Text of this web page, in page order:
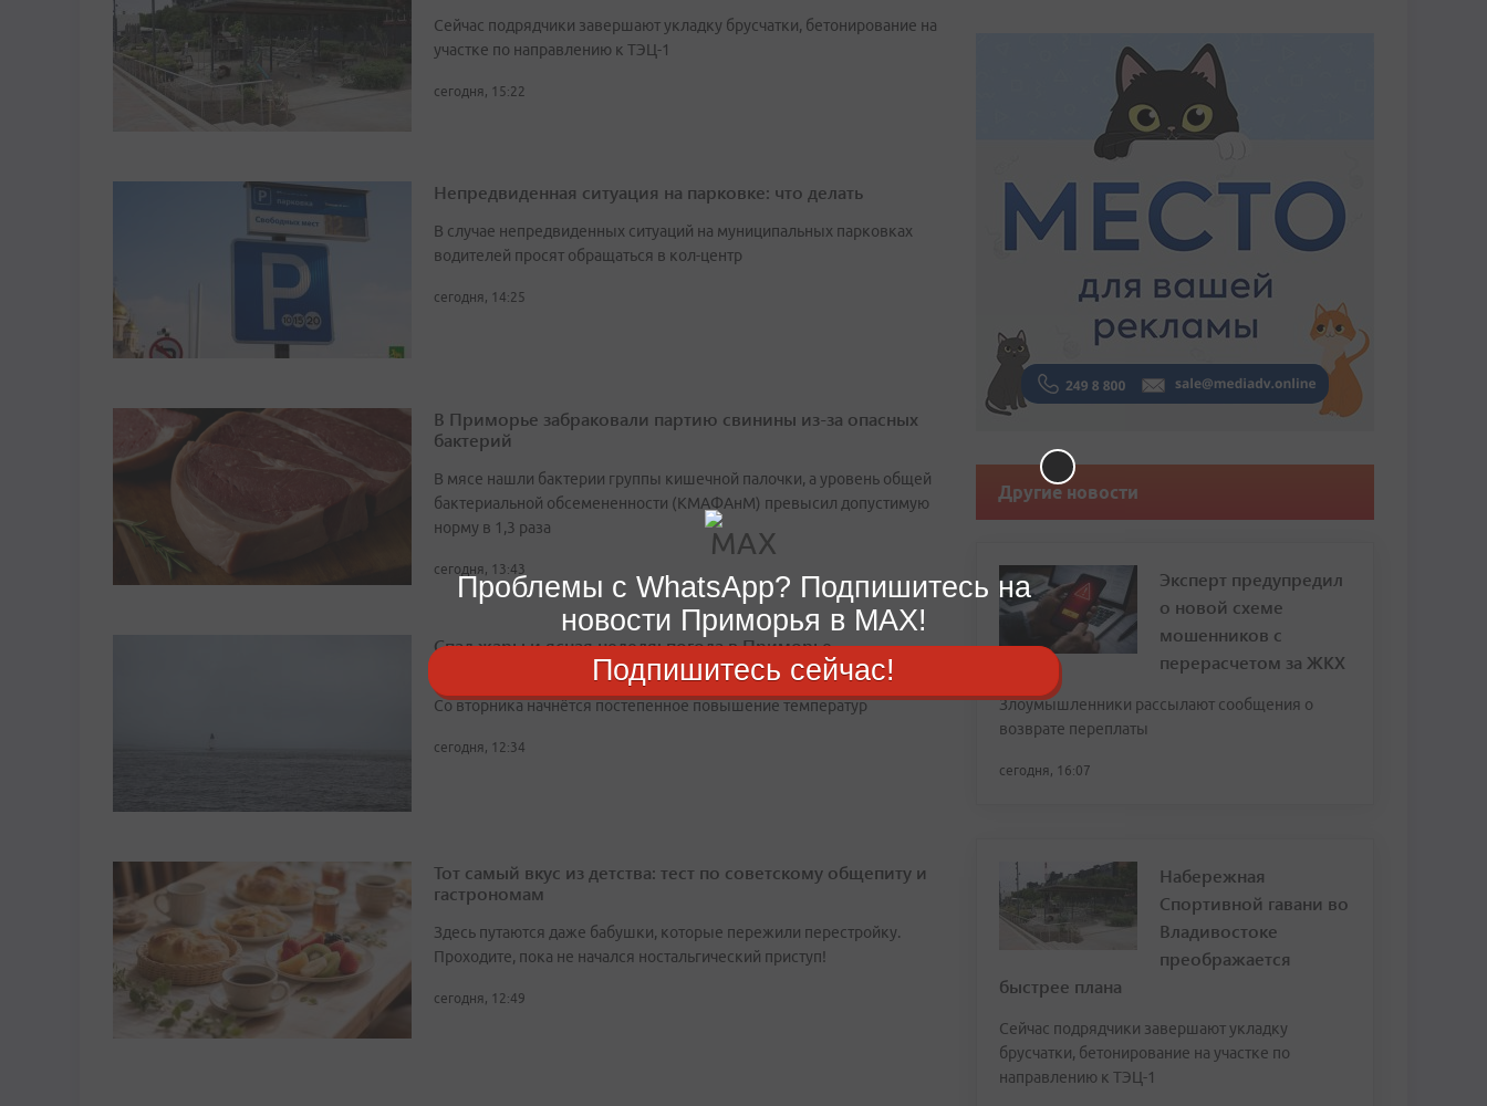
Сейчас подрядчики завершают укладку брусчатки, бетонирование на
участке по направлению к ТЭЦ-1
сегодня, 15:22
Непредвиденная ситуация на парковке: что делать
В случае непредвиденных ситуаций на муниципальных парковках
водителей просят обращаться в кол-центр
сегодня, 14:25
В Приморье забраковали партию свинины из-за опасных
бактерий
В мясе нашли бактерии группы кишечной палочки, а уровень общей
бактериальной обсемененности (КМАФАнМ) превысил допустимую
норму в 1,3 раза
сегодня, 13:43
Спад жары и ясная неделя: погода в Приморье
кардинально меняется
Со вторника начнётся постепенное повышение температур
сегодня, 12:34
Тот самый вкус из детства: тест по советскому общепиту и
гастрономам
Здесь путаются даже бабушки, которые пережили перестройку.
Проходите, пока не начался ностальгический приступ!
сегодня, 12:49
Другие новости
Эксперт предупредил
о новой схеме
мошенников с
перерасчетом за ЖКХ
Злоумышленники рассылают сообщения о
возврате переплаты
сегодня, 16:07
Набережная
Спортивной гавани во
Владивостоке
преображается
быстрее плана
Сейчас подрядчики завершают укладку
брусчатки, бетонирование на участке по
направлению к ТЭЦ-1
Проблемы с WhatsApp? Подпишитесь на
новости Приморья в MAX!
Подпишитесь сейчас!